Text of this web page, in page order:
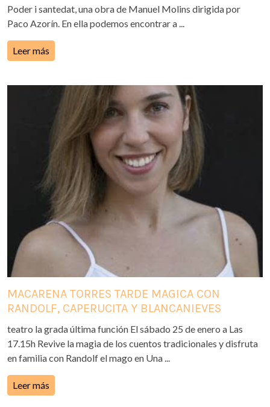
Poder i santedat, una obra de Manuel Molins dirigida por
Paco Azorín. En ella podemos encontrar a ...
Leer más
MACARENA TORRES TARDE MAGICA CON
RANDOLF, CAPERUCITA Y BLANCANIEVES
teatro la grada última función El sábado 25 de enero a Las
17.15h Revive la magia de los cuentos tradicionales y disfruta
en familia con Randolf el mago en Una ...
Leer más